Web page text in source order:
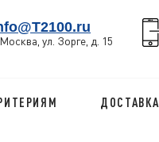
Москва, ул. Зорге, д. 15
ДОСТАВКА